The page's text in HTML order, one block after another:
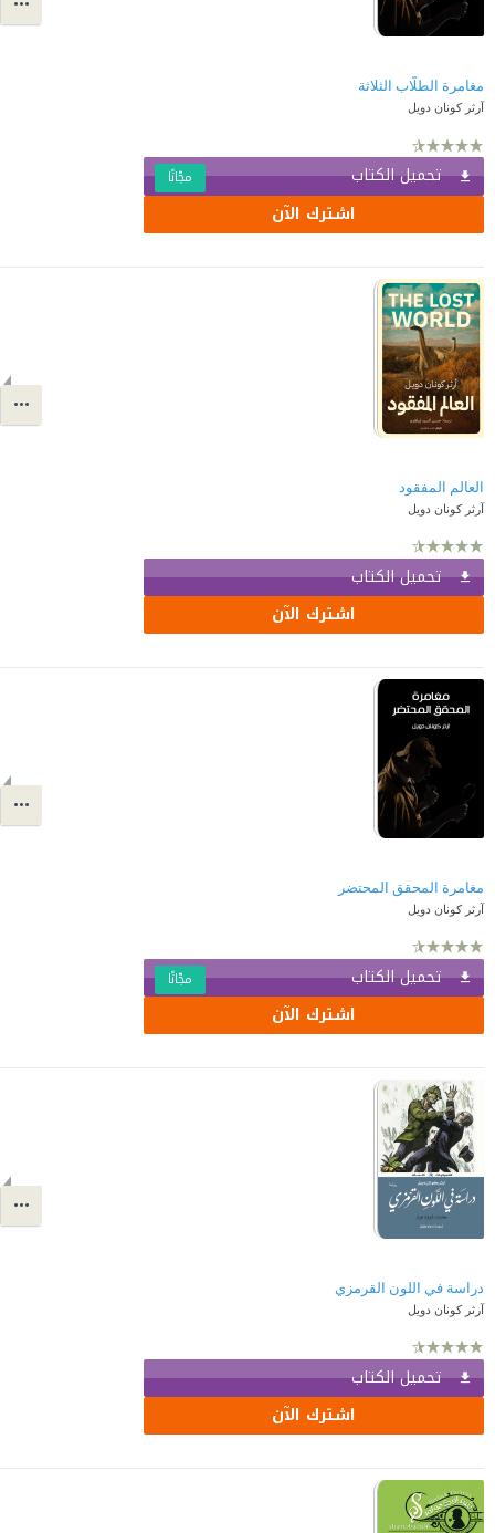
مغامرة الطلَّاب الثلاثة
آرثر كونان دويل
تحميل الكتاب مجّانًا
اشترك الآن
العالم المفقود
آرثر كونان دويل
تحميل الكتاب
اشترك الآن
مغامرة المحقق المحتضر
آرثر كونان دويل
تحميل الكتاب مجّانًا
اشترك الآن
دراسة في اللون القرمزي
آرثر كونان دويل
تحميل الكتاب
اشترك الآن